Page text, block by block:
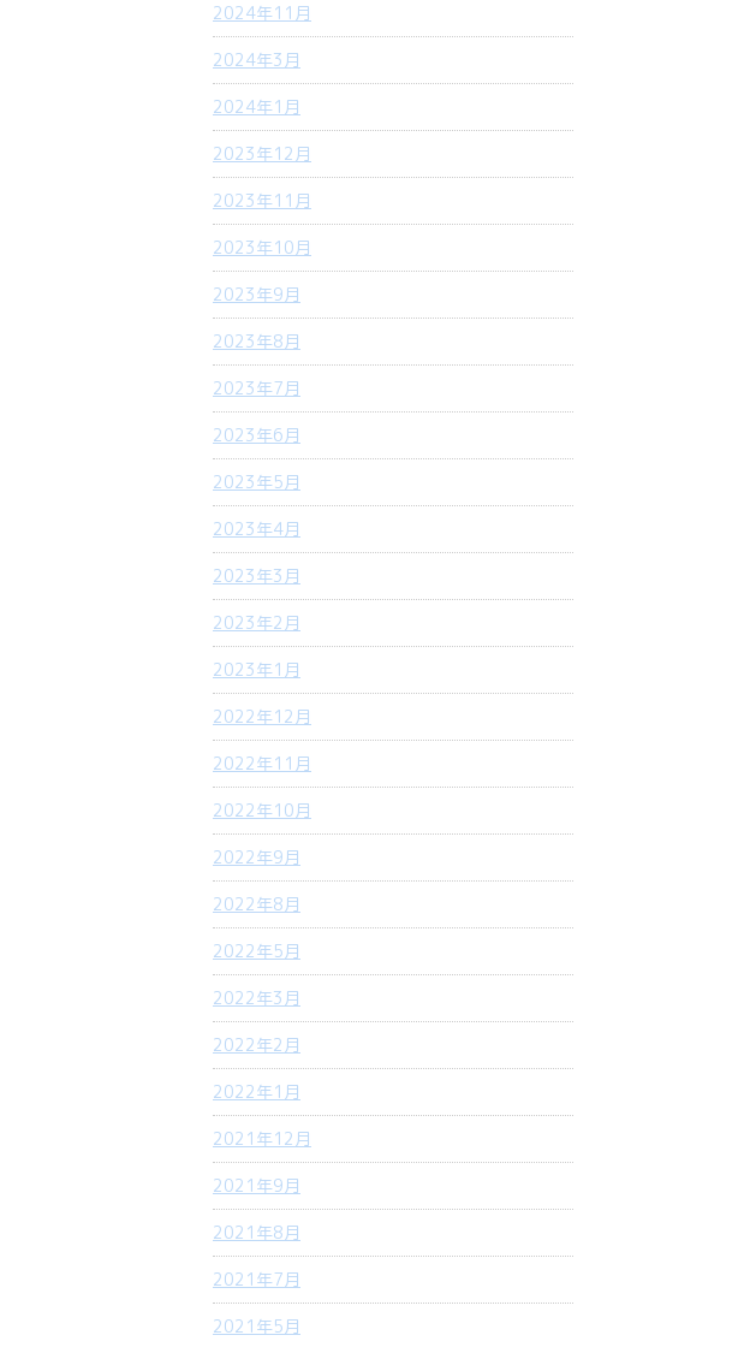
2024年11月
2024年3月
2024年1月
2023年12月
2023年11月
2023年10月
2023年9月
2023年8月
2023年7月
2023年6月
2023年5月
2023年4月
2023年3月
2023年2月
2023年1月
2022年12月
2022年11月
2022年10月
2022年9月
2022年8月
2022年5月
2022年3月
2022年2月
2022年1月
2021年12月
2021年9月
2021年8月
2021年7月
2021年5月